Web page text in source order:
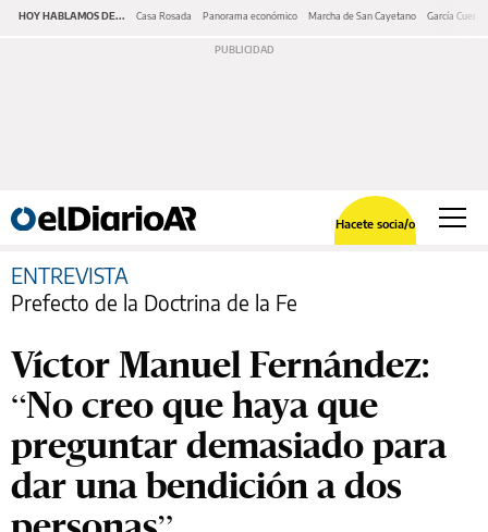
HOY HABLAMOS DE... Casa Rosada Panorama económico Marcha de San Cayetano García Cuerva
Hacete socia/o
ENTREVISTA
Prefecto de la Doctrina de la Fe
Víctor Manuel Fernández:
“No creo que haya que
preguntar demasiado para
dar una bendición a dos